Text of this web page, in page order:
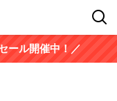
ール開催中！／